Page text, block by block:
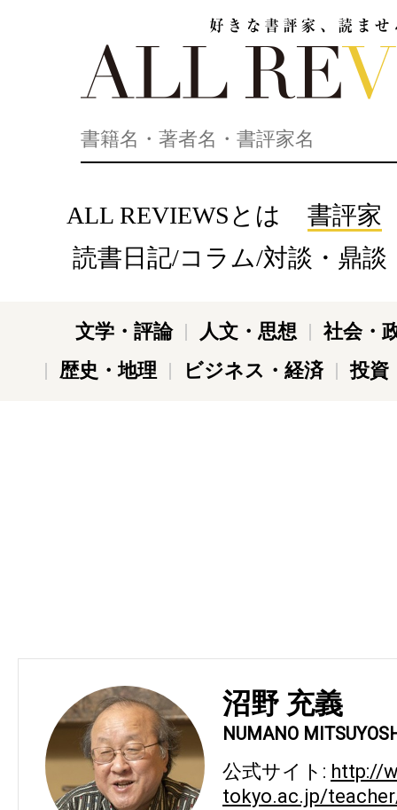
ALL REVIEWSとは
書評家
読書日記/コラム/対談・鼎談
文学・評論 人文・思想
社会・
歴史・地理
ビジネス・経済 投資
沼野 充義
NUMANO
公式サイト: http://
tokyo.ac.jp/